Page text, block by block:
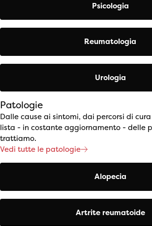
Psicologia
Reumatologia
Urologia
Patologie
Dalle cause ai sintomi, dai percorsi di
lista - in costante aggiornamento - delle
trattiamo.
Vedi tutte le patologie
Alopecia
Artrite reumatoide